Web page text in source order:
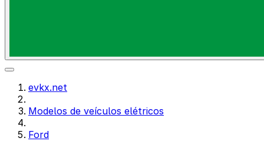
evkx.net
Modelos de veículos elétricos
Ford